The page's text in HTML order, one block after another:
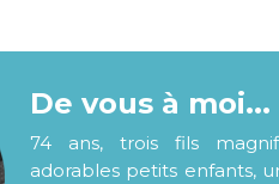
De vous à moi...
74 ans, trois fils
adorables petits enfants,